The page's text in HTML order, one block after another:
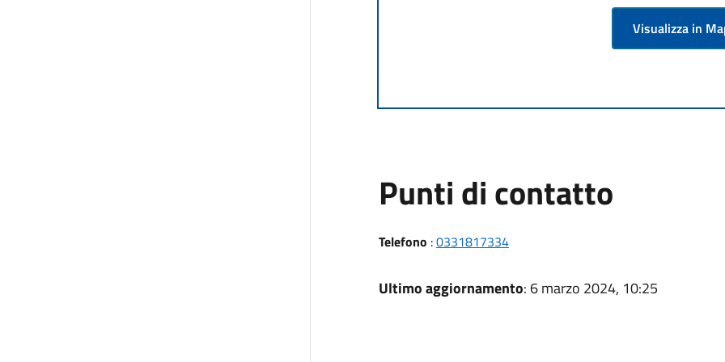
Visualizza in
Punti di contatto
Telefono :0331817334
Ultimo aggiornamento: 6 marzo 2024, 10:25